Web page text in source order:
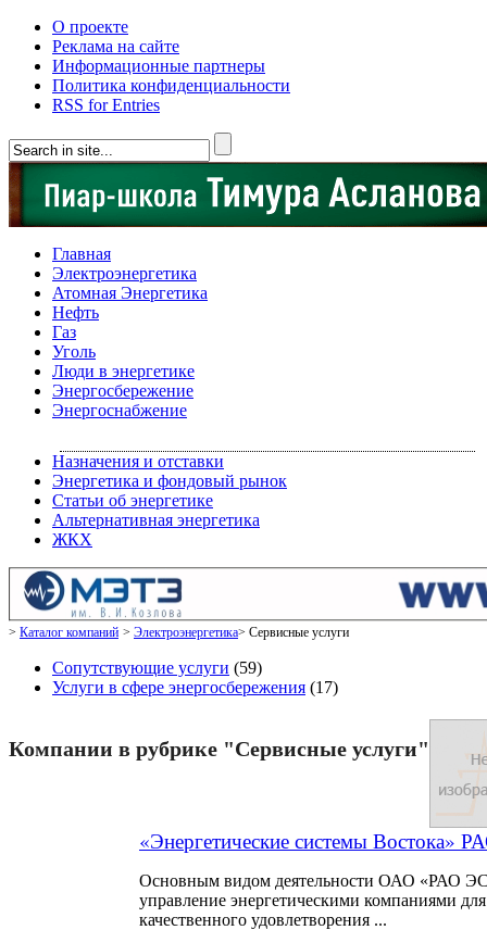
О проекте
Реклама на сайте
Информационные партнеры
Политика конфиденциальности
RSS for Entries
Главная
Электроэнергетика
Атомная Энергетика
Нефть
Газ
Уголь
Люди в энергетике
Энергосбережение
Энергоснабжение
Назначения и отставки
Энергетика и фондовый рынок
Статьи об энергетике
Альтернативная энергетика
ЖКХ
Каталог компаний Электроэнергетика Сервисные услуги
Сопутствующие услуги (59)
Услуги в сфере энергосбережения (17)
Компании в рубрике "Сервисные услуги"
«Энергетические системы Востока»
Основным видом деятельности ОАО «РАО ЭС
управление энергетическими компаниями
качественного удовлетворения ...